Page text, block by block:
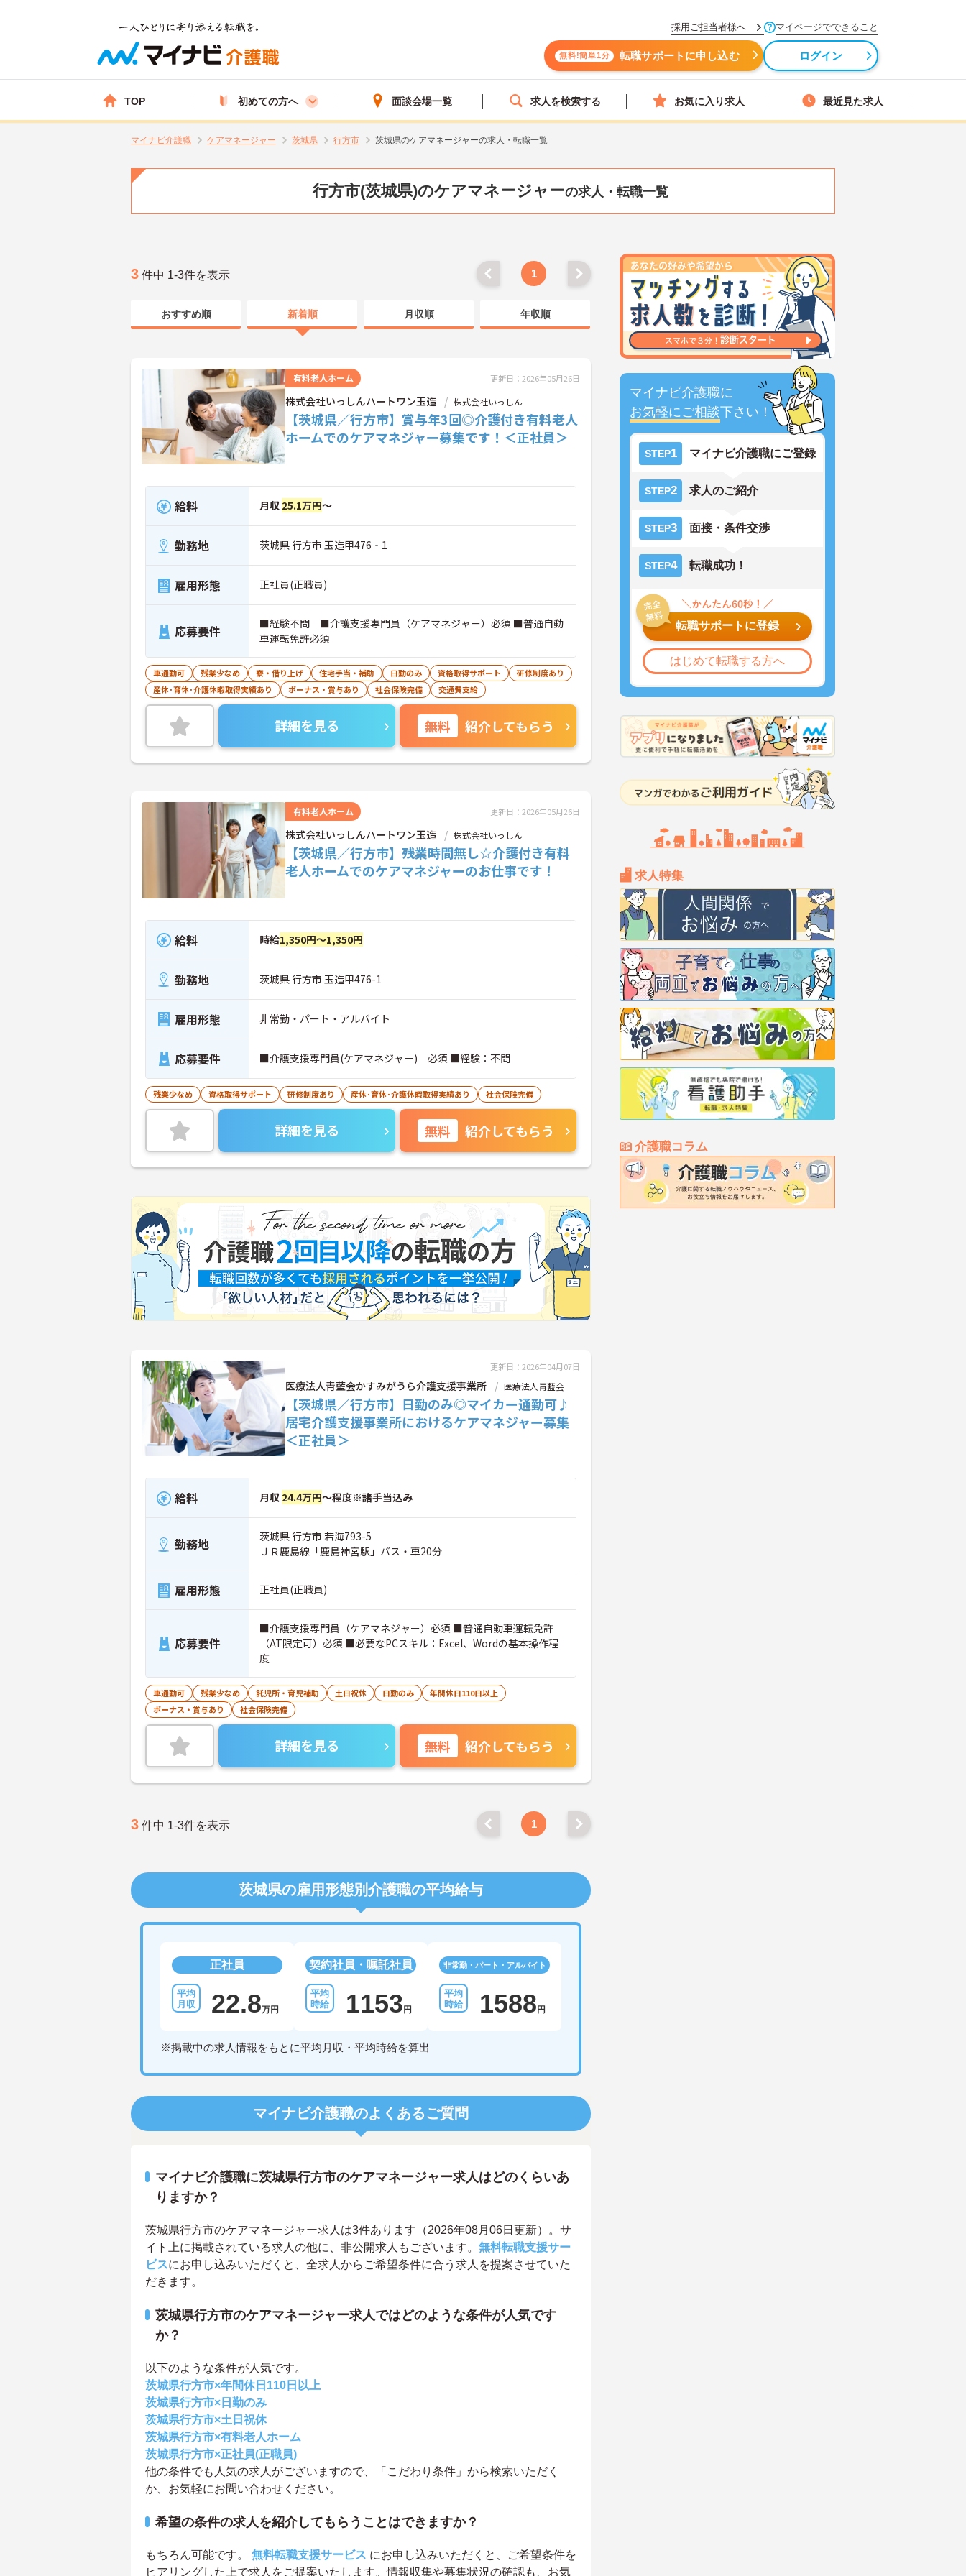
採用ご担当者様へ マイページでできること
無料!簡単1分 転職サポートに申し込む ログイン
TOP 初めての方へ 面談会場一覧 求人を検索する お気に入り求人 最近見た求人
マイナビ介護職 ケアマネージャー 茨城県 行方市 茨城県のケアマネージャーの求人・転職一覧
行方市(茨城県)のケアマネージャーの求人・転職一覧
マイナビ介護職に
お気軽にご相談下さい！
STEP1 マイナビ介護職にご登録
STEP2 求人のご紹介
STEP3 面接・条件交渉
STEP4 転職成功！
転職サポートに登録
はじめて転職する方へ
求人特集
介護職コラム
3 件中 1-3件を表示 1
おすすめ順 新着順 月収順 年収順
有料老人ホーム 更新日：2026年05月26日
株式会社いっしんハートワン玉造 株式会社いっしん
【茨城県／行方市】賞与年3回◎介護付き有料老人
ホームでのケアマネジャー募集です！＜正社員＞
給料 月収 25.1万円～
勤務地 茨城県 行方市 玉造甲476‐1
雇用形態 正社員(正職員)
応募要件
■経験不問 ■介護支援専門員（ケアマネジャー）必須 ■普通自動
車運転免許必須
車通勤可 残業少なめ 寮・借り上げ 住宅手当・補助 日勤のみ 資格取得サポート
研修制度あり
産休･育休･介護休暇取得実績あり
ボーナス・賞与あり 社会保険完備 交通費支給
詳細を見る 無料 紹介してもらう
有料老人ホーム 更新日：2026年05月26日
株式会社いっしんハートワン玉造 株式会社いっしん
【茨城県／行方市】残業時間無し☆介護付き有料
老人ホームでのケアマネジャーのお仕事です！
給料 時給1,350円～1,350円
勤務地 茨城県 行方市 玉造甲476-1
雇用形態 非常勤・パート・アルバイト
応募要件 ■介護支援専門員(ケアマネジャー) 必須 ■経験：不問
残業少なめ 資格取得サポート 研修制度あり 産休･育休･介護休暇取得実績あり 社会保険完備
詳細を見る 無料 紹介してもらう
更新日：2026年04月07日
医療法人青藍会かすみがうら介護支援事業所 医療法人青藍会
【茨城県／行方市】日勤のみ◎マイカー通勤可♪
居宅介護支援事業所におけるケアマネジャー募集
＜正社員＞
給料 月収 24.4万円～程度※諸手当込み
勤務地
茨城県 行方市 若海793-5
ＪＲ鹿島線「鹿島神宮駅」バス・車20分
雇用形態 正社員(正職員)
応募要件
■介護支援専門員（ケアマネジャー）必須 ■普通自動車運転免許
（AT限定可）必須 ■必要なPCスキル：Excel、Wordの基本操作程
度
車通勤可 残業少なめ 託児所・育児補助 土日祝休 日勤のみ
年間休日110日以上
ボーナス・賞与あり
社会保険完備
詳細を見る 無料 紹介してもらう
3 件中 1-3件を表示 1
茨城県の雇用形態別介護職の平均給与
正社員
22.8万円
契約社員・嘱託社員
1153 円
非常勤・パート・アルバイト
1588 円
※掲載中の求人情報をもとに平均月収・平均時給を算出
マイナビ介護職のよくあるご質問
マイナビ介護職に茨城県行方市のケアマネージャー求人はどのくらいあ
りますか？
茨城県行方市のケアマネージャー求人は3件あります（2026年08月06日更新）。サ
イト上に掲載されている求人の他に、非公開求人もございます。 無料転職支援サー
ビスにお申し込みいただくと、全求人からご希望条件に合う求人を提案させていた
だきます。
茨城県行方市のケアマネージャー求人ではどのような条件が人気です
か？
以下のような条件が人気です。
茨城県行方市×年間休日110日以上
茨城県行方市×日勤のみ
茨城県行方市×土日祝休
茨城県行方市×有料老人ホーム
茨城県行方市×正社員(正職員)
他の条件でも人気の求人がございますので、「こだわり条件」から検索いただく
か、お気軽にお問い合わせください。
希望の条件の求人を紹介してもらうことはできますか？
もちろん可能です。 無料転職支援サービス にお申し込みいただくと、ご希望条件を
ヒアリングした上で求人をご提案いたします。情報収集や募集状況の確認も、お気